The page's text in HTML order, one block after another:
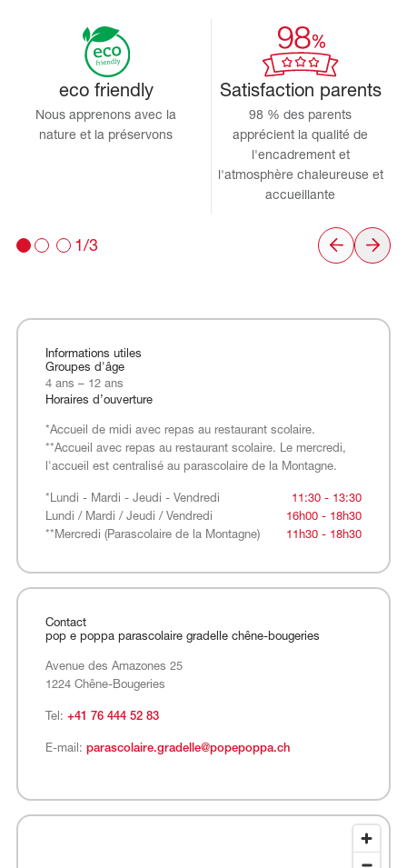
eco friendly
Nous apprenons avec la
nature et la préservons
Satisfaction parents
98 % des parents
apprécient la qualité de
l'encadrement et
l'atmosphère chaleureuse et
accueillante
1/3
Informations utiles
Groupes d'âge
4 ans – 12 ans
Horaires d’ouverture
*Accueil de midi avec repas au restaurant scolaire.
**Accueil avec repas au restaurant scolaire. Le mercredi,
l'accueil est centralisé au parascolaire de la Montagne.
*Lundi - Mardi - Jeudi - Vendredi
*Lundi - Mardi - Jeudi - Vendredi 11:30 - 13:30
Lundi / Mardi / Jeudi / Vendredi
Lundi / Mardi / Jeudi / Vendredi
16h00 - 18h30
**Mercredi (Parascolaire de la Montagne)
**Mercredi (Parascolaire de la Montagne) 11h30 - 18h30
Contact
pop e poppa parascolaire gradelle chêne-bougeries
Avenue des Amazones 25
1224 Chêne-Bougeries
Tel: +41 76 444 52 83
E-mail: parascolaire.gradelle@popepoppa.ch